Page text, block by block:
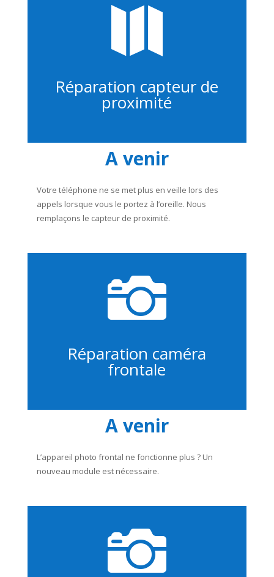

Réparation capteur de
proximité
A venir
Votre téléphone ne se met plus en veille lors des
appels lorsque vous le portez à l’oreille. Nous
remplaçons le capteur de proximité.

Réparation caméra
frontale
A venir
L’appareil photo frontal ne fonctionne plus ? Un
nouveau module est nécessaire.
